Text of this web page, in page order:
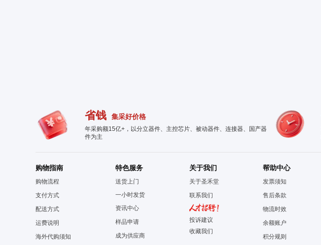
省钱 集采好价格
年采购额15亿+，以分立器件、主控芯片、被动器件、连接器、国产器
件为主
购物指南
购物流程
支付方式
配送方式
运费说明
海外代购须知
特色服务
送货上门
一小时发货
资讯中心
样品申请
成为供应商
关于我们
关于圣禾堂
联系我们
投诉建议
收藏我们
帮助中心
发票须知
售后条款
物流时效
余额账户
积分规则